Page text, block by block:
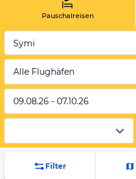
Pauschalreisen
Symi
Alle Flughäfen
09.08.26 - 07.10.26
Filter